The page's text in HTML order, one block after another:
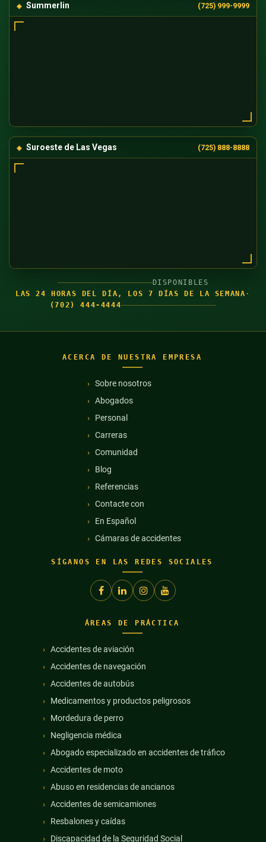
Summerlin (725) 999-9999
Suroeste de Las Vegas (725) 888-8888
DISPONIBLES
LAS 24 HORAS DEL DÍA, LOS 7 DÍAS DE LA SEMANA ·
(702) 444-4444
ACERCA DE NUESTRA EMPRESA
Sobre nosotros
Abogados
Personal
Carreras
Comunidad
Blog
Referencias
Contacte con
En Español
Cámaras de accidentes
SÍGANOS EN LAS REDES SOCIALES
ÁREAS DE PRÁCTICA
Accidentes de aviación
Accidentes de navegación
Accidentes de autobús
Medicamentos y productos peligrosos
Mordedura de perro
Negligencia médica
Abogado especializado en accidentes de tráfico
Accidentes de moto
Abuso en residencias de ancianos
Accidentes de semicamiones
Resbalones y caídas
Discapacidad de la Seguridad Social